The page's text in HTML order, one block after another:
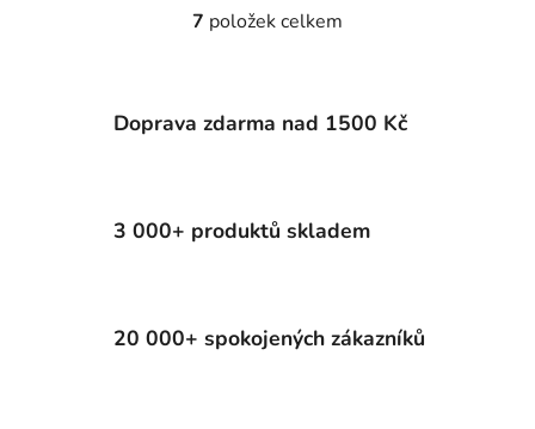
O
á
d
p
k
y
7 položek celkem
Doprava zdarma nad 1500 Kč
3 000+ produktů skladem
20 000+ spokojených zákazníků